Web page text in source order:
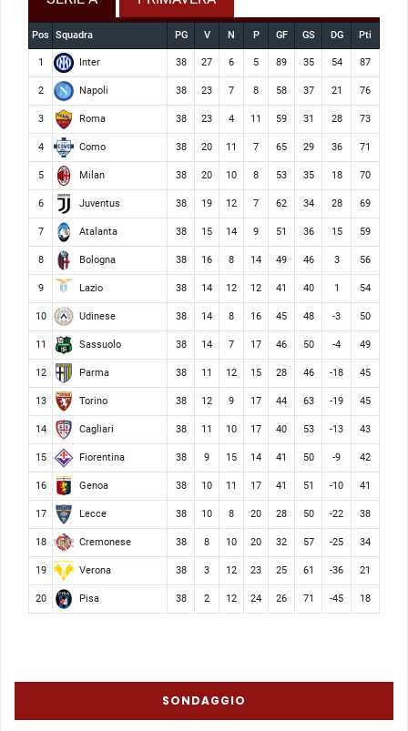
Pos Squadra PG V N P GF GS DG Pti
1 Inter 38 27 6 5 89 35 54 87
2 Napoli 38 23 7 8 58 37 21 76
3 Roma 38 23 4 11 59 31 28 73
4 Como 38 20 11 7 65 29 36 71
5 Milan 38 20 10 8 53 35 18 70
6 Juventus 38 19 12 7 62 34 28 69
7 Atalanta 38 15 14 9 51 36 15 59
8 Bologna 38 16 8 14 49 46 3 56
9 Lazio 38 14 12 12 41 40 1 54
10 Udinese 38 14 8 16 45 48 -3 50
11 Sassuolo 38 14 7 17 46 50 -4 49
12 Parma 38 11 12 15 28 46 -18 45
13 Torino 38 12 9 17 44 63 -19 45
14 Cagliari 38 11 10 17 40 53 -13 43
15 Fiorentina 38 9 15 14 41 50 -9 42
16 Genoa 38 10 11 17 41 51 -10 41
17 Lecce 38 10 8 20 28 50 -22 38
18 Cremonese 38 8 10 20 32 57 -25 34
19 Verona 38 3 12 23 25 61 -36 21
20 Pisa 38 2 12 24 26 71 -45 18
SONDAGGIO